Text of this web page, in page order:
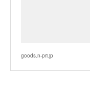
goods.n-pri.jp